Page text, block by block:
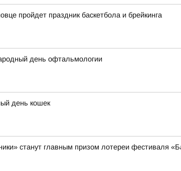
пройдет праздник баскетбола и брейкинга
день офтальмологии
день кошек
станут главным призом лотереи фестиваля